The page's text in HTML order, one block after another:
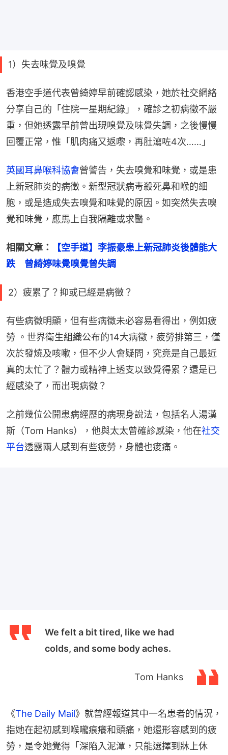
1）失去味覺及嗅覺
香港空手道代表曾綺婷早前確認感染，她於社交網絡
分享自己的「住院一星期紀錄」，確診之初病徵不嚴
重，但她透露早前曾出現嗅覺及味覺失調，之後慢慢
回覆正常，惟「肌肉痛又返嚟，再肚瀉咗4次……」
英國耳鼻喉科協會曾警告，失去嗅覺和味覺，或是患
上新冠肺炎的病徵。新型冠狀病毒殺死鼻和喉的細
胞，或是造成失去嗅覺和味覺的原因。如突然失去嗅
覺和味覺，應馬上自我隔離或求醫。
相關文章：
【空手道】李振豪患上新冠肺炎後體能大
跌　曾綺婷味覺嗅覺曾失調
2）疲累了？抑或已經是病徵？
有些病徵明顯，但有些病徵未必容易看得出，例如疲
勞 。世界衛生組織公布的14大病徵，疲勞排第三，僅
次於發燒及咳嗽，但不少人會疑問，究竟是自己最近
真的太忙了？體力或精神上透支以致覺得累？還是已
經感染了，而出現病徵？
之前幾位公開患病經歷的病現身說法，包括名人湯漢
斯（Tom Hanks），他與太太曾確診感染，他在社交
平台透露兩人感到有些疲勞，身體也痠痛。
We felt a bit tired, like we had
colds, and some body aches.
Tom Hanks
《The Daily Mail》就曾經報道其中一名患者的情況，
指她在起初感到喉嚨痕癢和頭痛，她還形容感到的疲
勞，是令她覺得「深陷入泥潭，只能選擇到牀上休